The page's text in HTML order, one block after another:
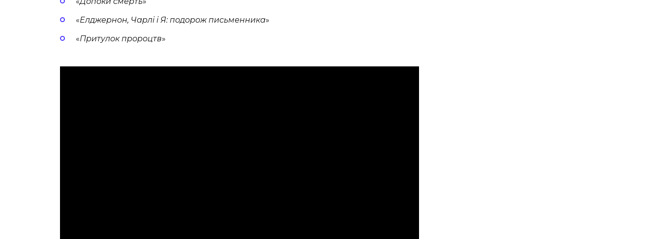
«Елджернон, Чарлі і Я: подорож письменника»
«Притулок пророцтв»